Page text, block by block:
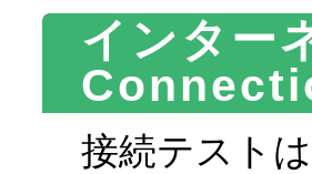
インター
接続テスト